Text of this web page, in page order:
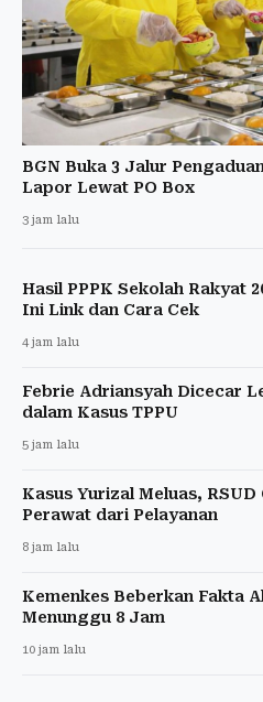
BGN Buka 3 Jalur
Lapor Lewat PO Box
3 jam lalu
Hasil PPPK Sekolah Rakyat
Ini Link dan Cara Cek
4 jam lalu
Febrie Adriansyah Dicecar
dalam Kasus TPPU
5 jam lalu
Kasus Yurizal Meluas,
Perawat dari Pelayanan
8 jam lalu
Kemenkes Beberkan Fakta
Menunggu 8 Jam
10 jam lalu